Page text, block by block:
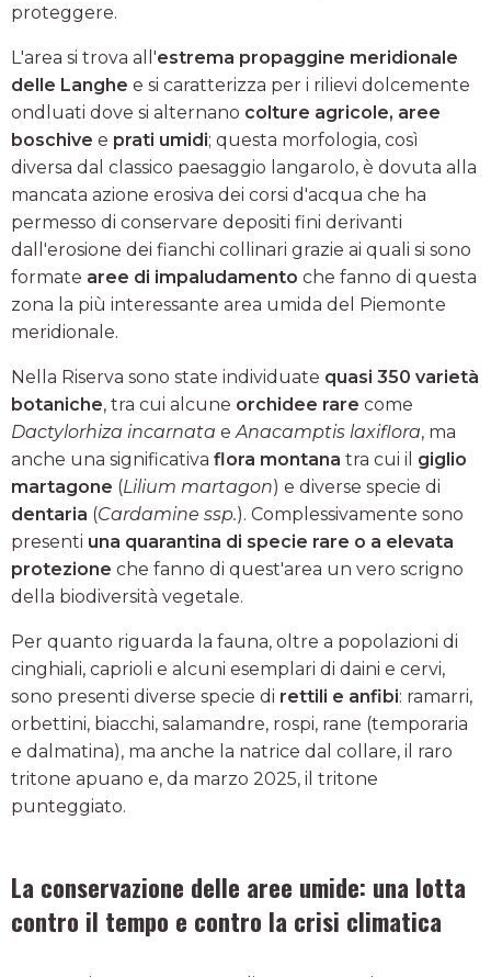
proteggere.
L'area si trova all'estrema propaggine meridionale
delle Langhe e si caratterizza per i rilievi dolcemente
ondluati dove si alternano colture agricole, aree
boschive e prati umidi; questa morfologia, così
diversa dal classico paesaggio langarolo, è dovuta alla
mancata azione erosiva dei corsi d'acqua che ha
permesso di conservare depositi fini derivanti
dall'erosione dei fianchi collinari grazie ai quali si sono
formate aree di impaludamento che fanno di questa
zona la più interessante area umida del Piemonte
meridionale.
Nella Riserva sono state individuate quasi 350 varietà
botaniche, tra cui alcune orchidee rare come
Dactylorhiza incarnata e Anacamptis laxiflora, ma
anche una significativa flora montana tra cui il giglio
martagone (Lilium martagon) e diverse specie di
dentaria (Cardamine ssp.). Complessivamente sono
presenti una quarantina di specie rare o a elevata
protezione che fanno di quest'area un vero scrigno
della biodiversità vegetale.
Per quanto riguarda la fauna, oltre a popolazioni di
cinghiali, caprioli e alcuni esemplari di daini e cervi,
sono presenti diverse specie di rettili e anfibi: ramarri,
orbettini, biacchi, salamandre, rospi, rane (temporaria
e dalmatina), ma anche la natrice dal collare, il raro
tritone apuano e, da marzo 2025, il tritone
punteggiato.
La conservazione delle aree umide: una lotta
contro il tempo e contro la crisi climatica